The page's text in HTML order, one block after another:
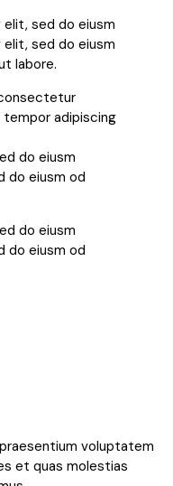
sed do eiusm
sed do eiusm
labore.
adipiscing
do eiusm
do eiusm od
do eiusm
do eiusm od
voluptatem
et quas molestias